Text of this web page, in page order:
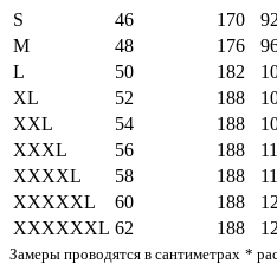
S
46 170 92
M
48 176
L
50 182
XL
52 188
XXL
54 188
XXXL
56 188
XXXXL
58 188
XXXXXL
60 188
XXXXXXL 62 188
Замеры проводятся в сантиметрах *